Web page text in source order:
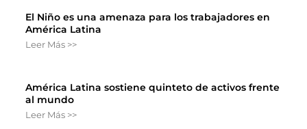
El Niño es una amenaza para los trabajadores en
América Latina
Leer Más >>
América Latina sostiene quinteto de activos frente
al mundo
Leer Más >>